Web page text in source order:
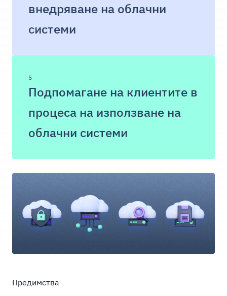
внедряване на облачни
системи
5
Подпомагане на клиентите в
процеса на използване на
облачни системи
Предимства